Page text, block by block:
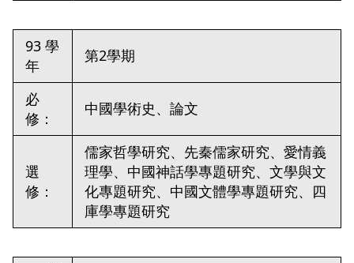
93 學
年
第2學期
必
修：
中國學術史、論文
選
修：
儒家哲學研究、先秦儒家研究、愛情義
理學、中國神話學專題研究、文學與文
化專題研究、中國文體學專題研究、四
庫學專題研究